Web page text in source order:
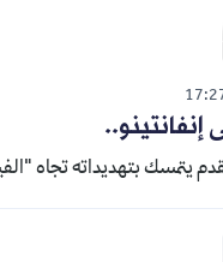
يتمسك بتهديداته تجاه